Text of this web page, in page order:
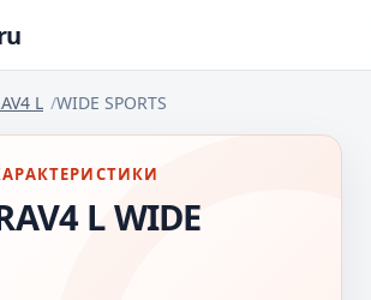
L WIDE SPORTS
L WIDE